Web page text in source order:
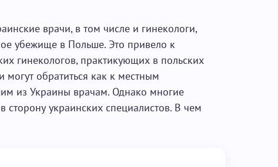
врачи, в том числе и гинекологи,
убежище в Польше. Это привело к
гинекологов, практикующих в польских
могут обратиться как к местным
из Украины врачам. Однако многие
украинских специалистов. В чем